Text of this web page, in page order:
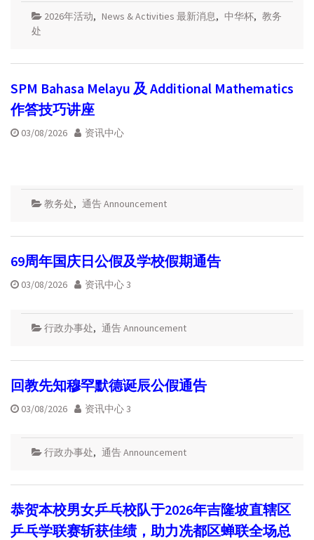
2026年活动, News & Activities 最新消息, 中华杯, 教务
处
SPM Bahasa Melayu 及 Additional Mathematics
作答技巧讲座
03/08/2026 资讯中心
教务处, 通告 Announcement
69周年国庆日公假及学校假期通告
03/08/2026 资讯中心 3
行政办事处, 通告 Announcement
回教先知穆罕默德诞辰公假通告
03/08/2026 资讯中心 3
行政办事处, 通告 Announcement
恭贺本校男女乒乓校队于2026年吉隆坡直辖区
乒乓学联赛斩获佳绩，助力冼都区蝉联全场总